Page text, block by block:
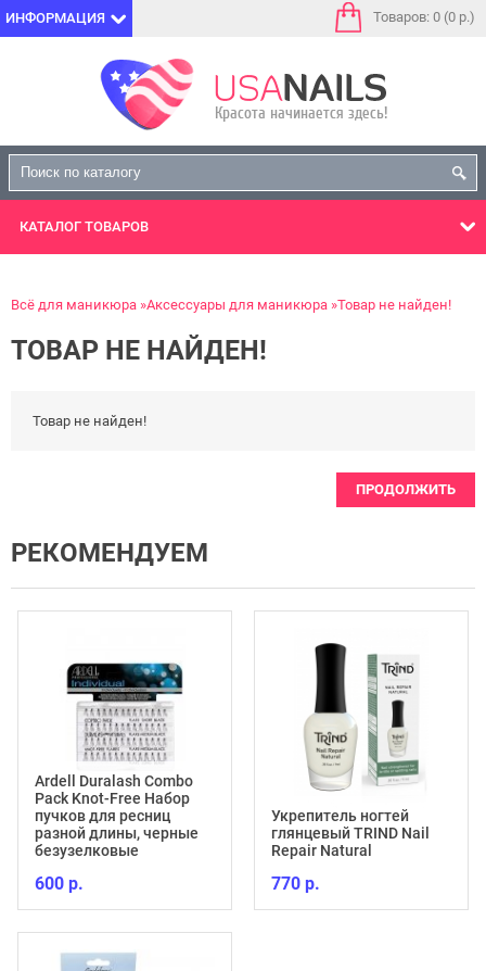
ИНФОРМАЦИЯ Товаров: 0 (0 р.)
КАТАЛОГ ТОВАРОВ
Всё для маникюра Аксессуары для маникюра Товар не найден!
ТОВАР НЕ НАЙДЕН!
Товар не найден!
ПРОДОЛЖИТЬ
РЕКОМЕНДУЕМ
Ardell Duralash Combo
Pack Knot-Free Набор
пучков для ресниц
разной длины, черные
безузелковые
600 р.
Укрепитель ногтей
глянцевый TRIND Nail
Repair Natural
770 р.